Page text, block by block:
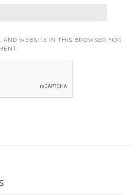
AND WEBSITE IN THIS BROWSER FOR